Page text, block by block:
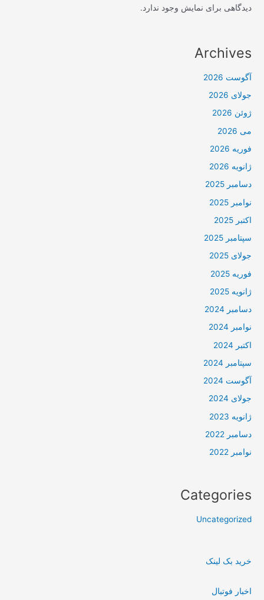
دیدگاهی برای نمایش وجود ندارد.
Archives
آگوست 2026
جولای 2026
ژوئن 2026
می 2026
فوریه 2026
ژانویه 2026
دسامبر 2025
نوامبر 2025
اکتبر 2025
سپتامبر 2025
جولای 2025
فوریه 2025
ژانویه 2025
دسامبر 2024
نوامبر 2024
اکتبر 2024
سپتامبر 2024
آگوست 2024
جولای 2024
ژانویه 2023
دسامبر 2022
نوامبر 2022
Categories
Uncategorized
خرید بک لینک
اخبار فوتبال